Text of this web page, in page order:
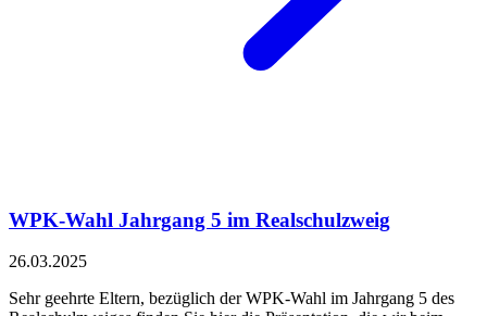
WPK-Wahl Jahrgang 5 im Realschulzweig
26.03.2025
Sehr geehrte Eltern, bezüglich der WPK-Wahl im Jahrgang 5 des